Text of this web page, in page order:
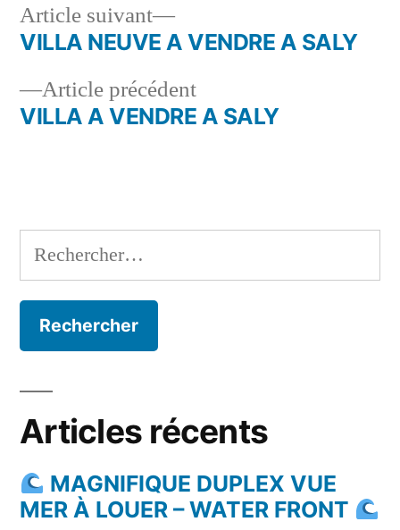
Navigation
deArticle précédentArticle
précédent :
VILLA A VENDRE A SALY
Article suivant
Article
suivant :
VILLA NEUVE A VENDRE A SALY
Rechercher :
Articles récents
MAGNIFIQUE DUPLEX VUE
MER À LOUER – WATER FRONT